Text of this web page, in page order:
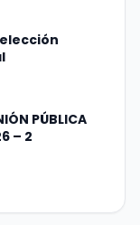
PÚBLICA
– 2